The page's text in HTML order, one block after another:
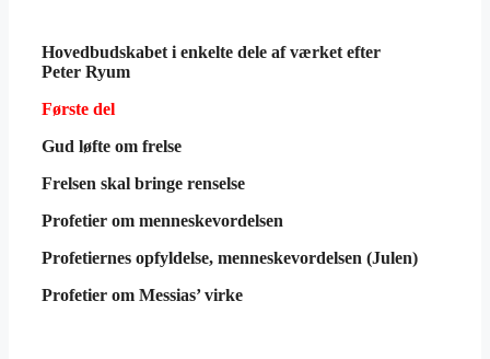
Hovedbudskabet i enkelte dele af værket efter
Peter Ryum
Første del
Gud løfte om frelse
Frelsen skal bringe renselse
Profetier om menneskevordelsen
Profetiernes opfyldelse, menneskevordelsen (Julen)
Profetier om Messias’ virke